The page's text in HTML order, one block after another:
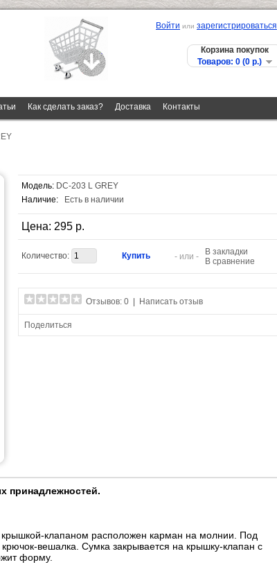
Корзина покупок
Товаров: 0 (0 p.)
Войти или зарегистрироваться
Как сделать заказ? Доставка Контакты
Модель: DC-203 L GREY
Наличие:
Есть в наличии
Цена: 295 p.
Количество: - или -
В закладки
В сравнение
Отзывов: 0 Написать отзыв
Поделиться
принадлежностей.
клапаном расположен карман на молнии. Под
вешалка. Сумка закрывается на крышку-клапан с
форму.